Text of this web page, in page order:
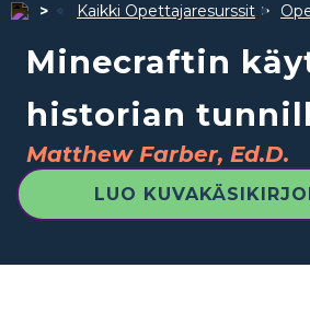
Kaikki Opettajaresurssit
Minecraftin
historian
Matthew Farber, Ed.D.
LUO